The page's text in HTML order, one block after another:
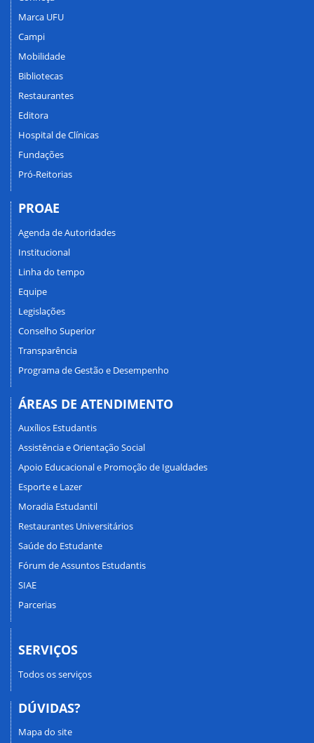
Marca UFU
Campi
Mobilidade
Bibliotecas
Restaurantes
Editora
Hospital de Clínicas
Fundações
Pró-Reitorias
PROAE
Agenda de Autoridades
Institucional
Linha do tempo
Equipe
Legislações
Conselho Superior
Transparência
Programa de Gestão e Desempenho
ÁREAS DE ATENDIMENTO
Auxílios Estudantis
Assistência e Orientação Social
Apoio Educacional e Promoção de Igualdades
Esporte e Lazer
Moradia Estudantil
Restaurantes Universitários
Saúde do Estudante
Fórum de Assuntos Estudantis
SIAE
Parcerias
SERVIÇOS
Todos os serviços
DÚVIDAS?
Mapa do site